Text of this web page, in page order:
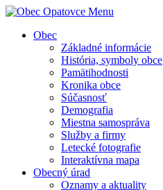
Menu
Obec
Základné informácie
História, symboly obce
Pamätihodnosti
Kronika obce
Súčasnosť
Demografia
Miestna samospráva
Služby a firmy
Letecké fotografie
Interaktívna mapa
Obecný úrad
Oznamy a aktuality